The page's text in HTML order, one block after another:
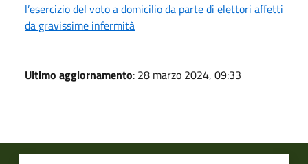
l’esercizio del voto a domicilio da parte di elettori affetti
da gravissime infermità
Ultimo aggiornamento: 28 marzo 2024, 09:33